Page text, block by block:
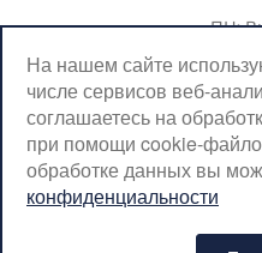
ПН:
ВТ-ПТ: с
СБ-ВС: с
Москва,
+7 (926)
На нашем сайте
числе сервисов веб-
соглашаетесь на
при помощи cookie-
обработке данных вы
конфиденциальности